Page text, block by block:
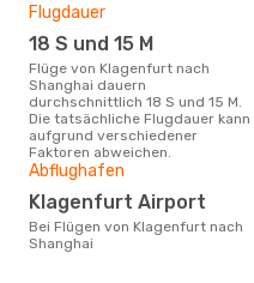
Di., 15. Sept.
Austrian Airlines
1 Zwischenstopp
KLU - SHA
Austrian Airlines
1 Zwischenstopp
SHA - KLU
Flugdauer
18 S und 15 M
Flüge von Klagenfurt nach
Shanghai dauern
durchschnittlich 18 S und 15 M.
Die tatsächliche Flugdauer kann
aufgrund verschiedener
Faktoren abweichen.
Abflughafen
Klagenfurt Airport
Bei Flügen von Klagenfurt nach
Shanghai